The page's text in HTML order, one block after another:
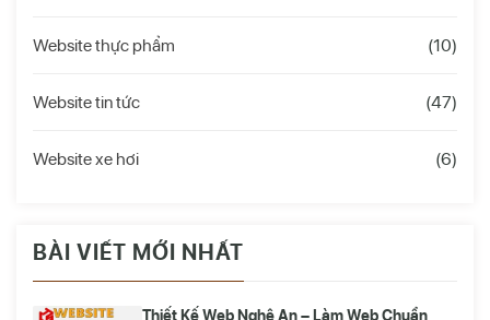
Website thực phẩm (10)
Website tin tức (47)
Website xe hơi (6)
BÀI VIẾT MỚI NHẤT
Thiết Kế Web Nghệ An – Làm Web Chuẩn